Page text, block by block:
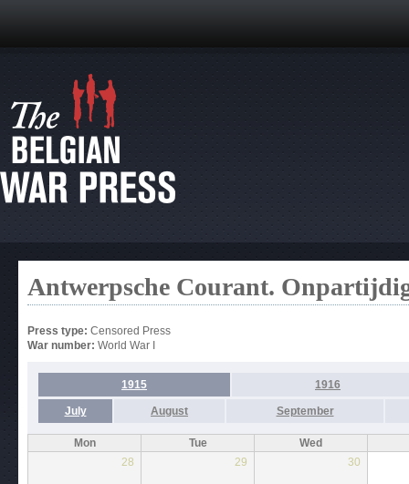
Antwerpsche Courant.
Press type: Censored Press
War number: World War I
1915 1916
July August September
Mon Tue
Wed
28
29 30